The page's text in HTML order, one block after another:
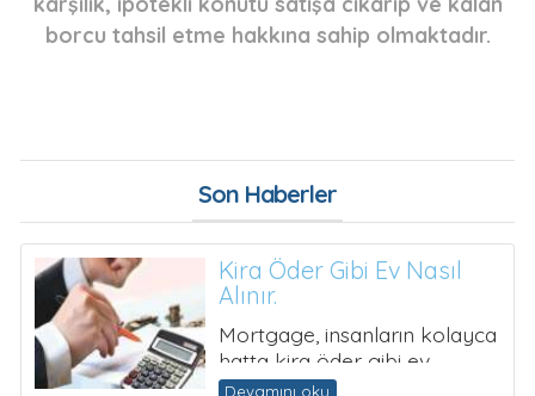
Kira Öder Gibi Ev Nasıl
Alınır.
Mortgage, insanların kolayca
hatta kira öder gibi ev
almalarını sağlamak
amacıyla kurulmuş bir
Gayrimenkul Finansm...
Devamını oku
Yeni bir konut alırken
nelere dikkat edilmeli?